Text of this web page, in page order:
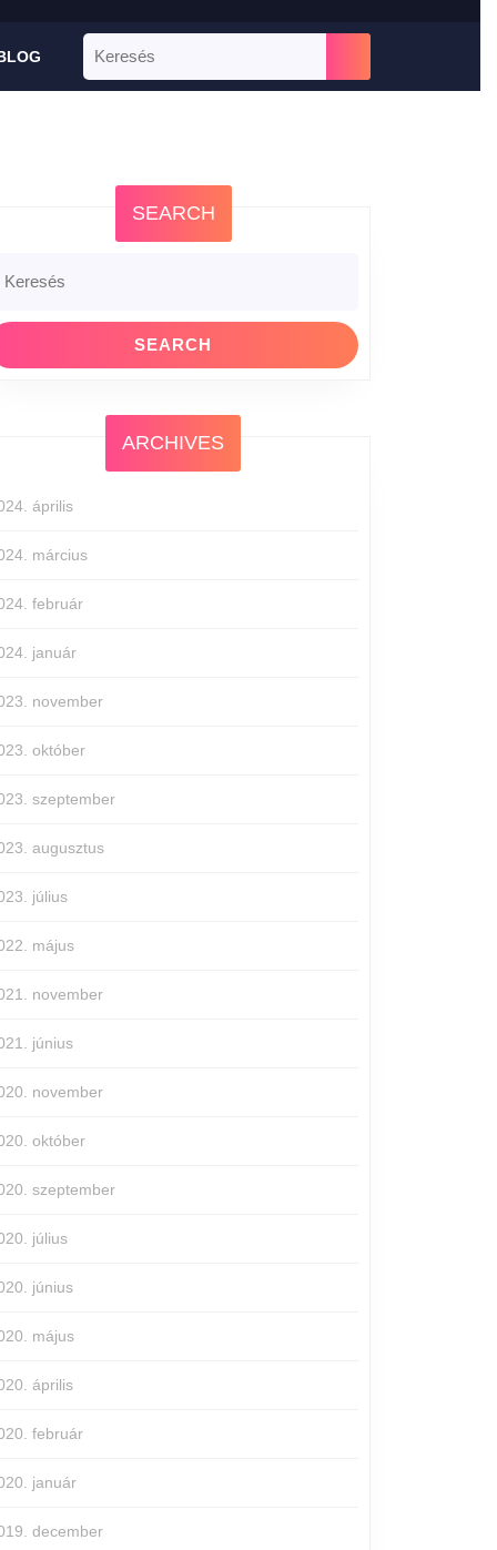
SEARCH
ARCHIVES
április
március
február
január
november
október
szeptember
augusztus
július
május
november
június
november
október
szeptember
július
június
május
április
február
január
december